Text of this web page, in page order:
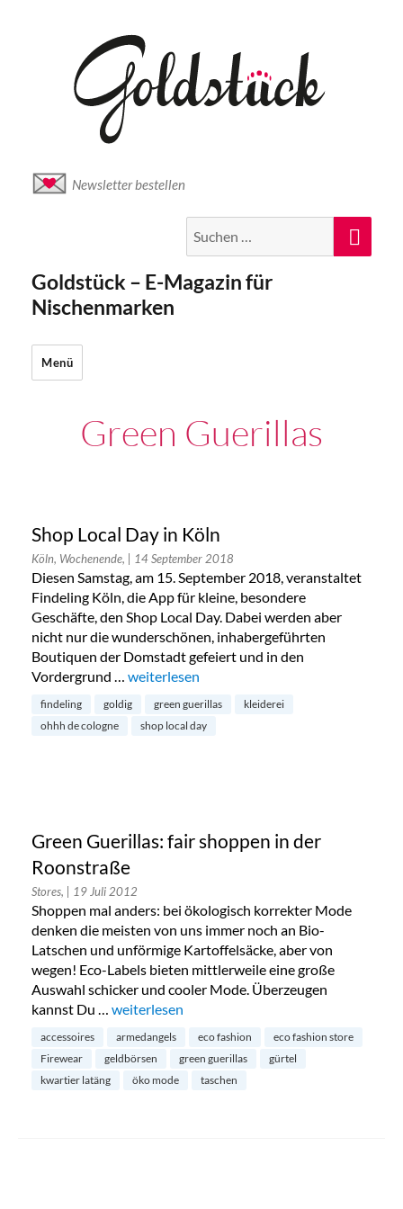
Newsletter bestellen
nach:
Goldstück – E-Magazin für
Nischenmarken
Menü
Green Guerillas
Shop Local Day in Köln
Köln, Wochenende, | 14 September 2018
Diesen Samstag, am 15. September 2018, veranstaltet
Findeling Köln, die App für kleine, besondere
Geschäfte, den Shop Local Day. Dabei werden aber
nicht nur die wunderschönen, inhabergeführten
Boutiquen der Domstadt gefeiert und in den
Vordergrund … „Shop Local Day in Köln“
weiterlesen
findeling goldig green guerillas
kleiderei
ohhh de cologne
shop local day
Green Guerillas: fair shoppen in der
Roonstraße
Stores, | 19 Juli 2012
Shoppen mal anders: bei ökologisch korrekter Mode
denken die meisten von uns immer noch an Bio-
Latschen und unförmige Kartoffelsäcke, aber von
wegen! Eco-Labels bieten mittlerweile eine große
Auswahl schicker und cooler Mode. Überzeugen
kannst Du … „Green Guerillas: fair shoppen in der
weiterlesen
accessoires armedangels eco fashion
eco fashion store
Firewear
geldbörsen green guerillas
gürtel
kwartier latäng
öko mode taschen